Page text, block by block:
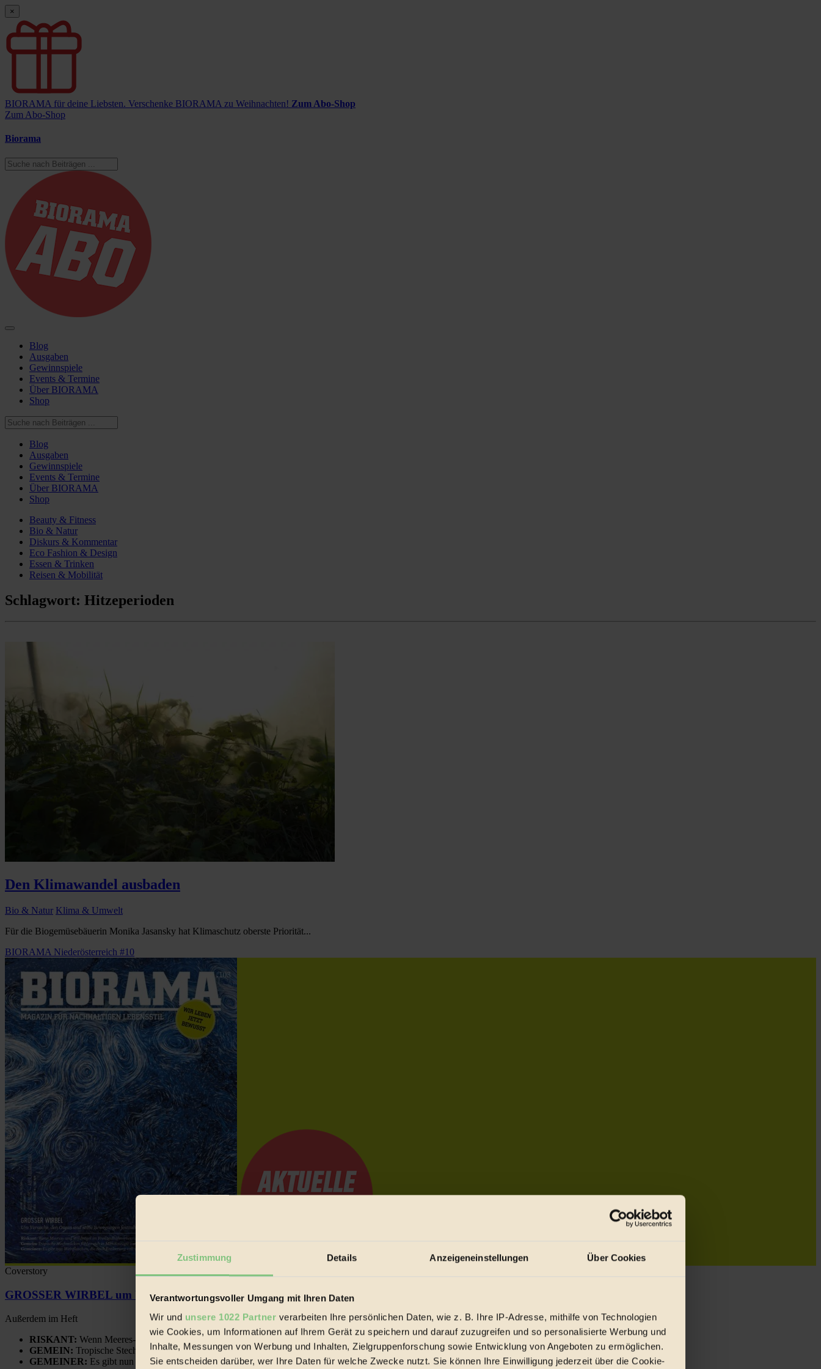
Zustimmung Details Anzeigeneinstellungen Über Cookies
Verantwortungsvoller Umgang mit Ihren Daten
Wir und unsere 1022 Partner verarbeiten Ihre persönlichen Daten, wie z. B. Ihre IP-Adresse, mithilfe von Technologien
wie Cookies, um Informationen auf Ihrem Gerät zu speichern und darauf zuzugreifen und so personalisierte Werbung und
Inhalte, Messungen von Werbung und Inhalten, Zielgruppenforschung sowie Entwicklung von Angeboten zu ermöglichen.
Sie entscheiden darüber, wer Ihre Daten für welche Zwecke nutzt. Sie können Ihre Einwilligung jederzeit über die Cookie-
×
BIORAMA für deine Liebsten. Verschenke BIORAMA zu Weihnachten! Zum Abo-Shop
Zum Abo-Shop
Biorama
Blog
Ausgaben
Gewinnspiele
Events & Termine
Über BIORAMA
Shop
Blog
Ausgaben
Gewinnspiele
Events & Termine
Über BIORAMA
Shop
Beauty & Fitness
Bio & Natur
Diskurs & Kommentar
Eco Fashion & Design
Essen & Trinken
Reisen & Mobilität
Schlagwort: Hitzeperioden
Den Klimawandel ausbaden
Bio & Natur Klima & Umwelt
Für die Biogemüsebäuerin Monika Jasansky hat Klimaschutz oberste Priorität...
BIORAMA Niederösterreich #10
Coverstory
GROSSER WIRBEL um Versuche, den Ozean und seine Bewegungen festzuhalten.
Außerdem im Heft
RISKANT: Wenn Meeres- und Wildvögel im Freilandhühnerbetrieb vorbeischauen.
GEMEIN: Tropische Stechmücken fühlen sich in Mitteleuropa inziwschen oft zu Hause.
GEMEINER: Es gibt nun Weinflaschen, die nach Entleerung voll wieder zu dir zurückkommen.